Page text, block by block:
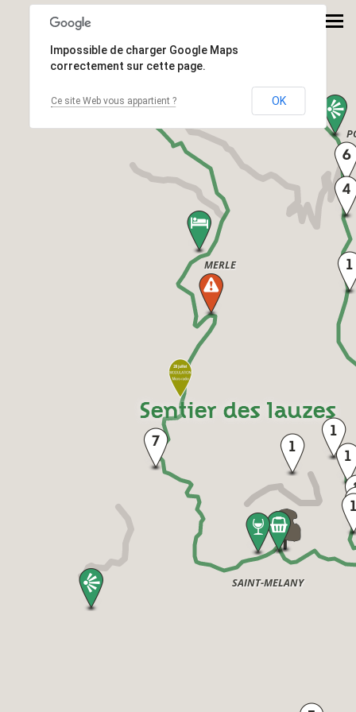
Sentier des lauzes
SAINT-MELANY
MERLE
Impossible de charger Google Maps
correctement sur cette page.
Ce site Web vous appartient ? OK